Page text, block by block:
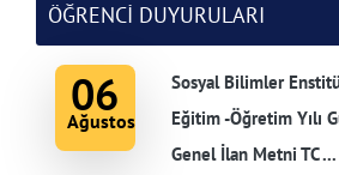
ÖĞRENCİ DUYURULARI
06
Ağustos
Sosyal Bilimler
Eğitim -Öğretim Yılı
Genel İlan Metni TC ...